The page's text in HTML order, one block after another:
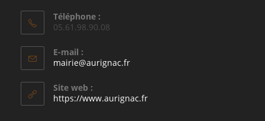
Téléphone :
05.61.98.90.08
E-mail :
mairie@aurignac.frS’ouvre
application
Site web :
https://www.aurignac.fr